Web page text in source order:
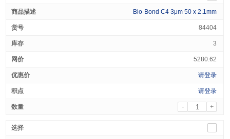
Bio-Bond C4 3μm 50 x 2.1mm
84404
3
5280.62
请登录
请登录
- +